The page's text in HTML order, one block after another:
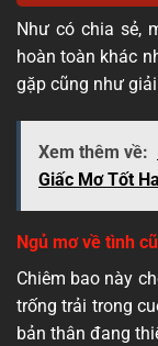
Như có chia sẻ,
hoàn toàn khác
gặp cũng như
Xem thêm về:
Giấc Mơ Tốt
Ngủ mơ về tình
Chiêm bao này
trống trải trong
bản thân đang